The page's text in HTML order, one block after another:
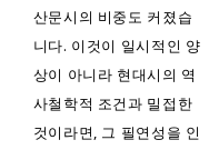
산문시의 비중도 커졌습
니다. 이것이 일시적인 양
상이 아니라 현대시의 역
사철학적 조건과 밀접한
것이라면, 그 필연성을 인